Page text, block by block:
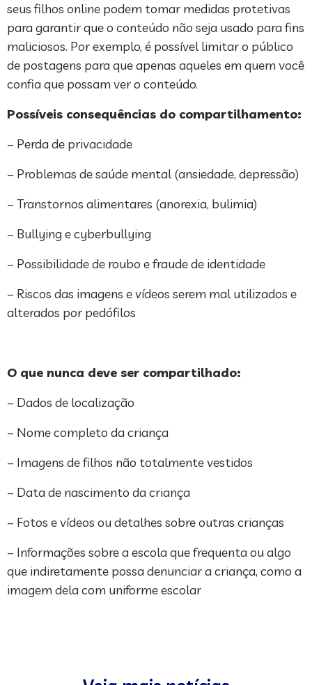
seus filhos online podem tomar medidas protetivas
para garantir que o conteúdo não seja usado para fins
maliciosos. Por exemplo, é possível limitar o público
de postagens para que apenas aqueles em quem você
confia que possam ver o conteúdo.
Possíveis consequências do compartilhamento:
– Perda de privacidade
– Problemas de saúde mental (ansiedade, depressão)
– Transtornos alimentares (anorexia, bulimia)
– Bullying e cyberbullying
– Possibilidade de roubo e fraude de identidade
– Riscos das imagens e vídeos serem mal utilizados e
alterados por pedófilos
O que nunca deve ser compartilhado:
– Dados de localização
– Nome completo da criança
– Imagens de filhos não totalmente vestidos
– Data de nascimento da criança
– Fotos e vídeos ou detalhes sobre outras crianças
– Informações sobre a escola que frequenta ou algo
que indiretamente possa denunciar a criança, como a
imagem dela com uniforme escolar